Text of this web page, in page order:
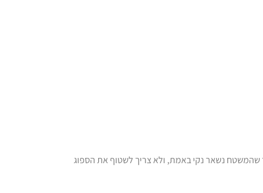
שהמשטח נשאר נקי באמת, ולא צריך לשטוף את הספוג